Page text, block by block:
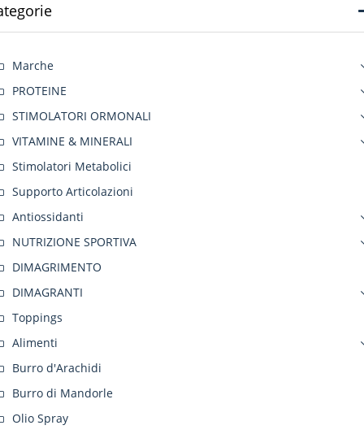
Marche
PROTEINE
STIMOLATORI ORMONALI
VITAMINE & MINERALI
Stimolatori Metabolici
Supporto Articolazioni
Antiossidanti
NUTRIZIONE SPORTIVA
DIMAGRIMENTO
DIMAGRANTI
Toppings
Alimenti
Burro d'Arachidi
Burro di Mandorle
Olio Spray